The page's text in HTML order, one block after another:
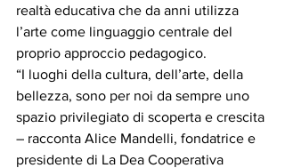
realtà educativa che da anni utilizza
l’arte come linguaggio centrale del
proprio approccio pedagogico.
“I luoghi della cultura, dell’arte, della
bellezza, sono per noi da sempre uno
spazio privilegiato di scoperta e crescita
– racconta Alice Mandelli, fondatrice e
presidente di La Dea Cooperativa